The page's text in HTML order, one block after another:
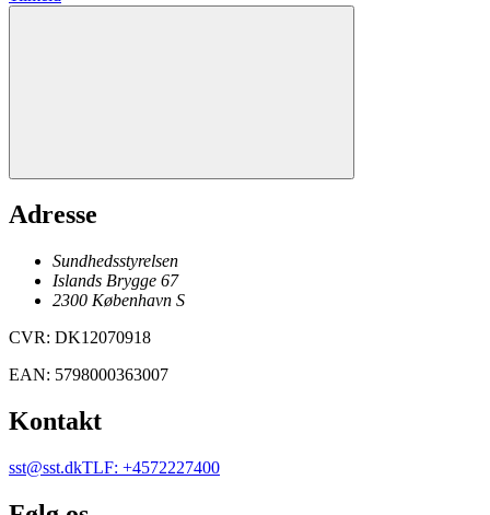
Adresse
Sundhedsstyrelsen
Islands Brygge 67
2300 København S
CVR: DK12070918
EAN: 5798000363007
Kontakt
sst@sst.dkTLF: +4572227400